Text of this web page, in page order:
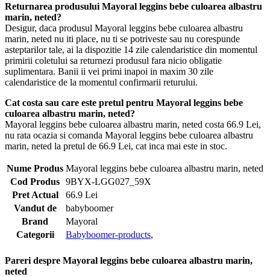
Returnarea produsului Mayoral leggins bebe culoarea albastru
marin, neted?
Desigur, daca produsul Mayoral leggins bebe culoarea albastru
marin, neted nu iti place, nu ti se potriveste sau nu corespunde
asteptarilor tale, ai la dispozitie 14 zile calendaristice din momentul
primirii coletului sa returnezi produsul fara nicio obligatie
suplimentara. Banii ii vei primi inapoi in maxim 30 zile
calendaristice de la momentul confirmarii returului.
Cat costa sau care este pretul pentru Mayoral leggins bebe
culoarea albastru marin, neted?
Mayoral leggins bebe culoarea albastru marin, neted costa 66.9 Lei,
nu rata ocazia si comanda Mayoral leggins bebe culoarea albastru
marin, neted la pretul de 66.9 Lei, cat inca mai este in stoc.
Nume Produs Mayoral leggins bebe culoarea albastru marin, neted
Cod Produs 9BYX-LGG027_59X
Pret Actual
66.9 Lei
Vandut de
babyboomer
Brand
Mayoral
Categorii
Babyboomer-products,
Pareri despre Mayoral leggins bebe culoarea albastru marin,
neted